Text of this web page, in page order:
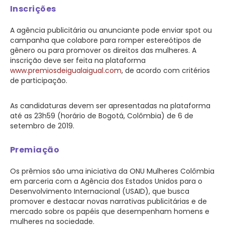
Inscrições
A agência publicitária ou anunciante pode enviar spot ou
campanha que colabore para romper estereótipos de
gênero ou para promover os direitos das mulheres. A
inscrição deve ser feita na plataforma
www.premiosdeigualaigual.com, de acordo com critérios
de participação.
As candidaturas devem ser apresentadas na plataforma
até as 23h59 (horário de Bogotá, Colômbia) de 6 de
setembro de 2019.
Premiação
Os prêmios são uma iniciativa da ONU Mulheres Colômbia
em parceria com a Agência dos Estados Unidos para o
Desenvolvimento Internacional (USAID), que busca
promover e destacar novas narrativas publicitárias e de
mercado sobre os papéis que desempenham homens e
mulheres na sociedade.